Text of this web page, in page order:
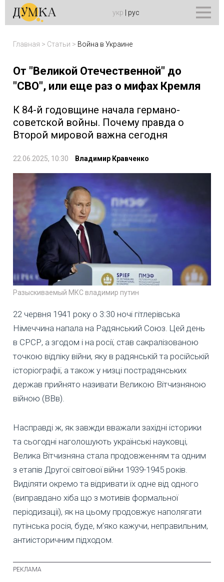
укр рус
Главная > Статьи > Война в Украине
От "Великой Отечественной" до
"СВО", или еще раз о мифах Кремля
К 84-й годовщине начала германо-
советской войны. Почему правда о
Второй мировой важна сегодня
22.06.2025, 10:30 Владимир Кравченко
Разыскиваемый МКС владимир путин
22 червня 1941 року о 3:30 ночі гітлерівська
Німеччина напала на Радянський Союз. Цей день
в СРСР, а згодом і на росії, став сакралізованою
точкою відліку війни, яку в радянській та російській
історіографії, а також у низці пострадянських
держав прийнято називати Великою Вітчизняною
війною (ВВв).
Насправді ж, як завжди вважали західні історики
та сьогодні наголошують українські науковці,
Велика Вітчизняна стала продовженням та одним
з етапів Другої світової війни 1939-1945 років.
Виділяти окремо та відривати їх одне від одного
(виправдано хіба що з мотивів формальної
періодизації), як на цьому продовжує наполягати
путінська росія, буде, м’яко кажучи, неправильним,
антиісторичним підходом.